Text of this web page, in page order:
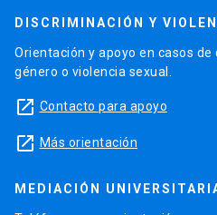
DISCRIMINACIÓN Y
Orientación y apoyo en casos
género o violencia sexual.
launch Contacto para apoyo
launch Más orientación
MEDIACIÓN